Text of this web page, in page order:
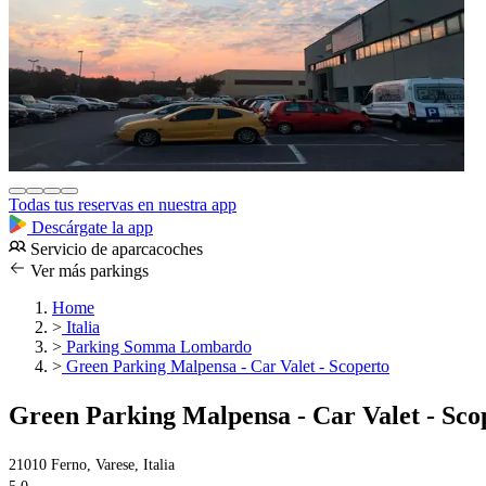
Todas tus reservas en nuestra app
Descárgate la app
Servicio de aparcacoches
Ver más parkings
Home
> Italia
> Parking Somma Lombardo
> Green Parking Malpensa - Car Valet - Scoperto
Green Parking Malpensa - Car Valet -
21010 Ferno, Varese, Italia